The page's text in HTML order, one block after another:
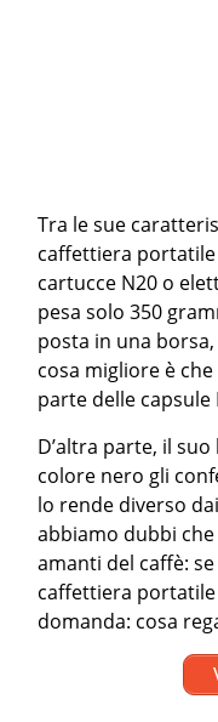
Tra le sue
caffettiera
cartucce N20 o
pesa solo 350
posta in una
cosa migliore è
parte delle capsule
D’altra parte, il
colore nero gli
lo rende diverso
abbiamo dubbi
amanti del caffè:
caffettiera
domanda: cosa